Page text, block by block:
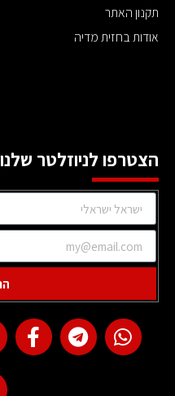
תקנון האתר
אודות בחזית מדיה
הצטרפו לניוזלטר שלנו